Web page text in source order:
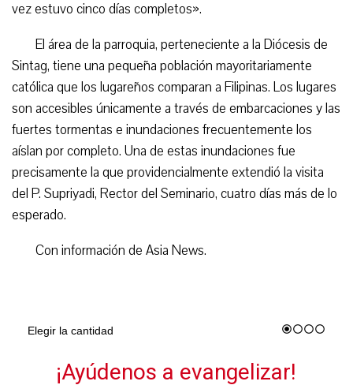
vez estuvo cinco días completos».
El área de la parroquia, perteneciente a la Diócesis de
Sintag, tiene una pequeña población mayoritariamente
católica que los lugareños comparan a Filipinas. Los lugares
son accesibles únicamente a través de embarcaciones y las
fuertes tormentas e inundaciones frecuentemente los
aíslan por completo. Una de estas inundaciones fue
precisamente la que providencialmente extendió la visita
del P. Supriyadi, Rector del Seminario, cuatro días más de lo
esperado.
Con información de Asia News.